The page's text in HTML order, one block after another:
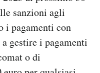
sanzioni agli
i pagamenti con
gestire i pagamenti
o di